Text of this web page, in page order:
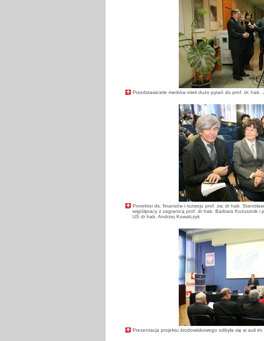
Przedstawiciele mediów mieli dużo pytań do prof. dr. hab.
Prorektor ds. finansów i rozwoju prof. zw. dr hab.
współpracy z zagranicą prof. dr hab. Barbara Kożusznik i
UŚ dr hab. Andrzej Kowalczyk
Prezentacja projektu środowiskowego odbyła się w auli